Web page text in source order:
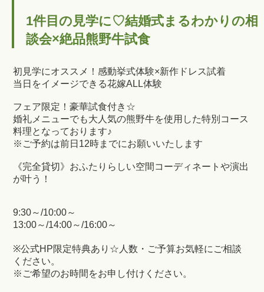
1件目の見学に♡結婚式まるわかりの相
談会×絶品熊野牛試食
初見学にオススメ！感動挙式体験×新作ドレス試着
当日をイメージできる花嫁ALL体験
フェア限定！豪華試食付き☆
婚礼メニューでも大人気の熊野牛を使用した特別コース
料理となっております♪
※ご予約は前日12時までにお願いいたします
《完全貸切》おふたりらしい空間コーディネートや演出
が叶う！
9:30～/10:00～
13:00～/14:00～/16:00～
※公式HP限定特典あり☆人数・ご予算お気軽にご相談
ください。
※ご希望のお時間をお申し付けください。